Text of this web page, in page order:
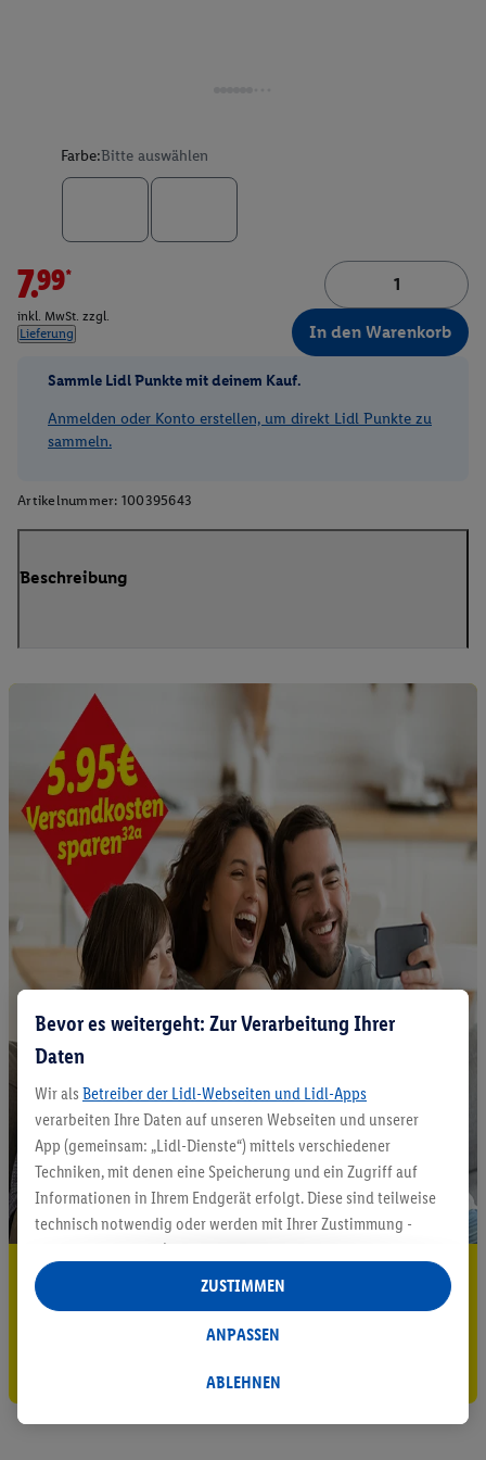
Farbe:Bitte auswählen
7.99*
inkl. MwSt. zzgl.
Lieferung
In den Warenkorb
Sammle Lidl Punkte mit deinem Kauf.
Anmelden oder Konto erstellen, um direkt Lidl Punkte zu
sammeln.
Artikelnummer: 100395643
Beschreibung
5.95 € Versand sparen³²ᵃ
Jetzt zum Newsletter anmelden
Bevor es weitergeht: Zur Verarbeitung Ihrer
Daten
Wir als Betreiber der Lidl-Webseiten und Lidl-Apps
verarbeiten Ihre Daten auf unseren Webseiten und unserer
App (gemeinsam: „Lidl-Dienste“) mittels verschiedener
Techniken, mit denen eine Speicherung und ein Zugriff auf
Informationen in Ihrem Endgerät erfolgt. Diese sind teilweise
technisch notwendig oder werden mit Ihrer Zustimmung -
auch durch Partner (u.a.
Verantwortliche; im Zusammenhang mit dem IAB TCF
insgesamt
Statistik-Erstellung oder für personalisierte Werbung
Datenverarbeitungen für personalisierte Werbung werden
ABLEHNEN
ANPASSEN
ZUSTIMMEN